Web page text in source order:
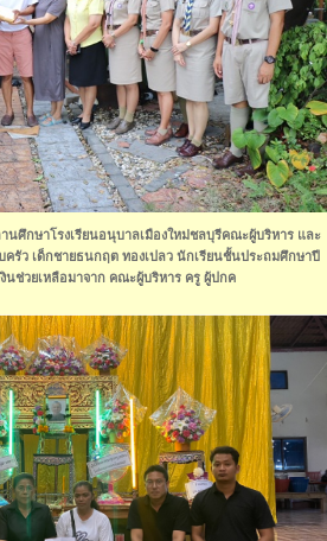
ศึกษาโรงเรียนอนุบาลเมืองใหม่ชลบุรีคณะผู้บริหาร และ
ครัว เด็กชายธนกฤต ทองเปลว นักเรียนชั้นประถมศึกษาปี
นช่วยเหลือมาจาก คณะผู้บริหาร ครู ผู้ปกค